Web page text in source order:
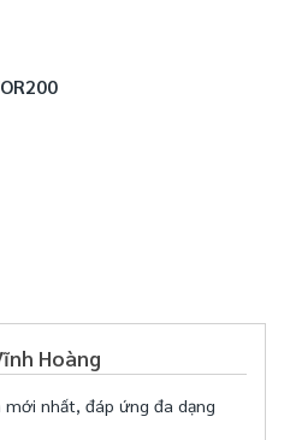
Hoàng
mới nhất, đáp ứng đa dạng